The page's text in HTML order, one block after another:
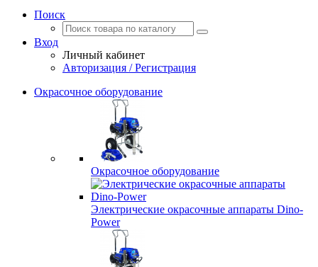
Поиск
Вход
Личный кабинет
Авторизация / Регистрация
Окрасочное оборудование
Окрасочное оборудование
Электрические окрасочные аппараты Dino-
Power